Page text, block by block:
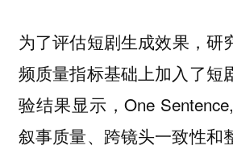
为了评估短剧生成效果 ，
频质量指标基础上加入了短
验结果显示，One
叙事质量、跨镜头一致性和